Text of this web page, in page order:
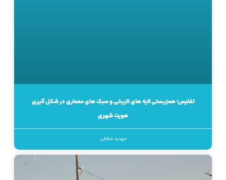
تفلیس؛ همزیستی لایه های تاریخی و سبک های معماری در شکل گیری
هویت شهری
مهدیه شقاقی